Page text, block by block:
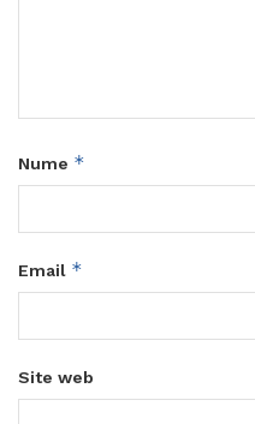
Nume *
Email *
Site web